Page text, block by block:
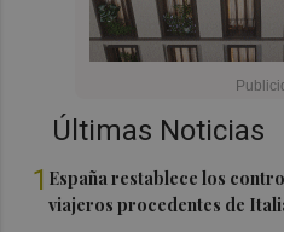
Últimas Noticias
1 España restablece los
viajeros procedentes de